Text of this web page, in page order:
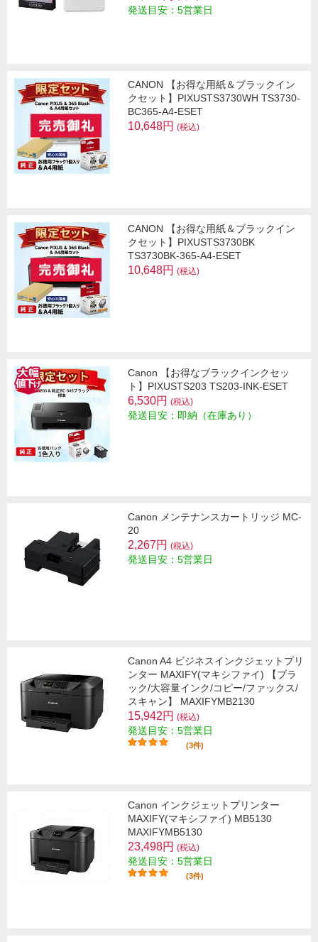
発送目安：5営業日
CANON 【お得な用紙＆ブラックイン
クセット】PIXUSTS3730WH TS3730-
BC365-A4-ESET
10,648円 (税込)
CANON 【お得な用紙＆ブラックイン
クセット】PIXUSTS3730BK
TS3730BK-365-A4-ESET
10,648円 (税込)
Canon 【お得なブラックインクセッ
ト】PIXUSTS203 TS203-INK-ESET
6,530円 (税込)
発送目安：即納（在庫あり）
Canon メンテナンスカートリッジ MC-
20
2,267円 (税込)
発送目安：5営業日
Canon A4 ビジネスインクジェットプリ
ンター MAXIFY(マキシファイ) 【ブラ
ック/大容量インク/コピー/ファックス/
スキャン】 MAXIFYMB2130
15,942円 (税込)
発送目安：5営業日
(3件)
Canon インクジェットプリンター
MAXIFY(マキシファイ) MB5130
MAXIFYMB5130
23,498円 (税込)
発送目安：5営業日
(3件)